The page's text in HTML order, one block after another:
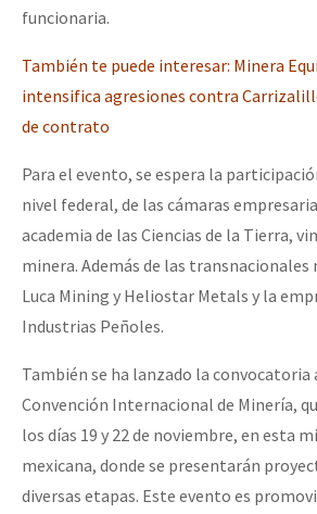
funcionaria.
También te puede interesar: Minera
intensifica agresiones contra
de contrato
Para el evento, se espera la
nivel federal, de las cámaras
academia de las Ciencias de la Tierra,
minera. Además de las transnacionales
Luca Mining y Heliostar Metals y la
Industrias Peñoles.
También se ha lanzado la convocatoria
Convención Internacional de Minería,
los días 19 y 22 de noviembre, en esta
mexicana, donde se presentarán
diversas etapas. Este evento es